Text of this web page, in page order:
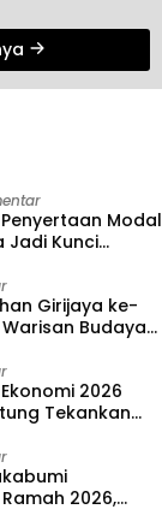
di Paripurna ke-
Modal
Jadi Kunci
Girijaya ke-
Budaya
2026
Tekankan
Ramah 2026,